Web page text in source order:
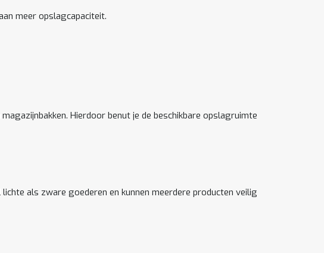
meer opslagcapaciteit.
Hierdoor benut je de beschikbare opslagruimte
als zware goederen en kunnen meerdere producten veilig